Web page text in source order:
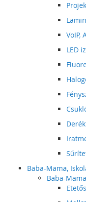
VoIP,
LED
Baba-Mama,
Baba-Mama